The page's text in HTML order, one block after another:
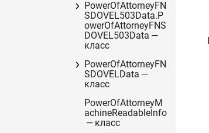
PowerOfAttorneyFN
SDOVEL503Data.P
owerOfAttorneyFNS
DOVEL503Data —
класс
PowerOfAttorneyFN
SDOVELData —
класс
PowerOfAttorneyM
achineReadableInfo
— класс